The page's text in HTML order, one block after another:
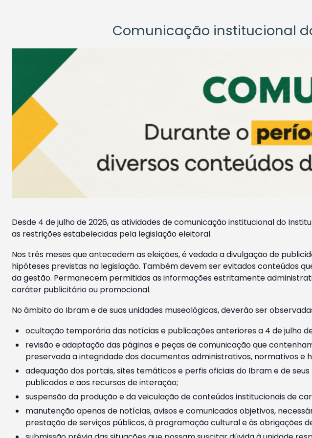
Comunicação institucional
Desde 4 de julho de 2026, as atividades de comunicação institucional do
as restrições estabelecidas pela legislação eleitoral.
Nos três meses que antecedem as eleições, é vedada a divulgação de
hipóteses previstas na legislação. Também devem ser evitados conteúdos
da gestão. Permanecem permitidas as informações estritamente
caráter publicitário ou promocional.
No âmbito do Ibram e de suas unidades museológicas, deverão ser
ocultação temporária das notícias e publicações anteriores a 4 de julho
revisão e adaptação das páginas e peças de comunicação que
preservada a integridade dos documentos administrativos, normativos e
adequação dos portais, sites temáticos e perfis oficiais do Ibram e de
publicados e aos recursos de interação;
suspensão da produção e da veiculação de conteúdos institucionais de
manutenção apenas de notícias, avisos e comunicados objetivos,
prestação de serviços públicos, à programação cultural e às obrigações